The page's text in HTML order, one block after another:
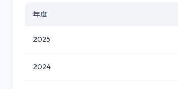
年度
2025
2024